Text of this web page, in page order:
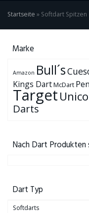
Startseite » Softdart Spitzen
Marke
Amazon Bull´s
Kings DartMcDart
Target
Darts
Nach Dart Produkten
Dart Typ
Softdarts